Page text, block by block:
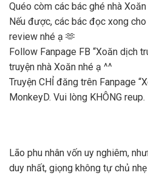
Quéo còm các bác ghé nhà
Nếu được, các bác đọc xong
review nhé ạ 🫶
Follow Fanpage FB “Xoăn dịch
truyện nhà Xoăn nhé ạ ^^
Truyện CHỈ đăng trên Fanpage
MonkeyD. Vui lòng KHÔNG reup.
Lão phu nhân vốn uy nghiêm,
duy nhất, giọng không tự chủ nhẹ